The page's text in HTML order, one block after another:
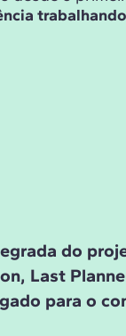
do
Last
para o